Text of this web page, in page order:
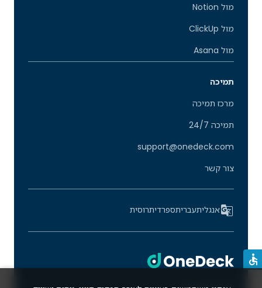
מול Notion
מול ClickUp
מול Asana
תמיכה
מרכז תמיכה
תמיכה 24/7
support@onedeck.com
צור קשר
אנגליתעבריתספרדיתרוסית